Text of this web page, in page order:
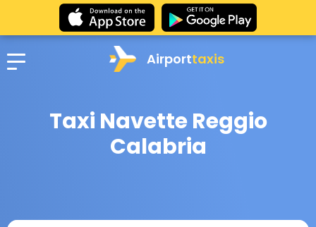
Airporttaxis
Taxi Navette Reggio
Calabria